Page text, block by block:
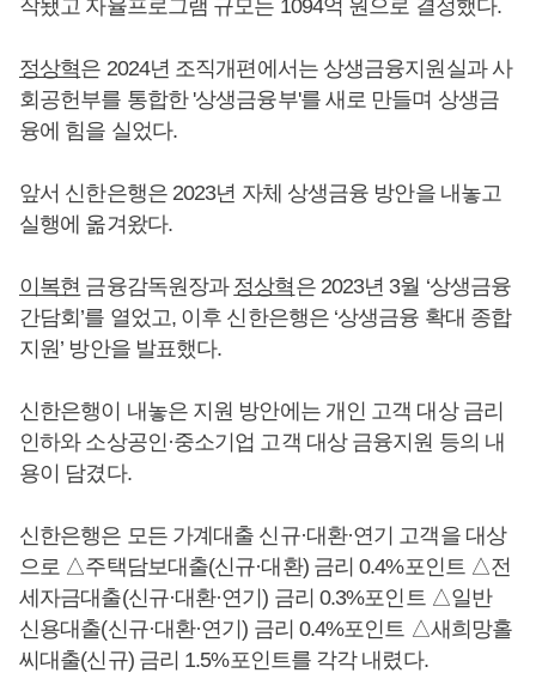
작됐고 자율프로그램 규모는 1094억 원으로 결정했다.
정상혁은 2024년 조직개편에서는 상생금융지원실과 사
회공헌부를 통합한 '상생금융부'를 새로 만들며 상생금
융에 힘을 실었다.
앞서 신한은행은 2023년 자체 상생금융 방안을 내놓고
실행에 옮겨왔다.
이복현 금융감독원장과 정상혁 은 2023년 3월 ‘상생금융
간담회’를 열었고, 이후 신한은행은 ‘상생금융 확대 종합
지원’ 방안을 발표했다.
신한은행이 내놓은 지원 방안에는 개인 고객 대상 금리
인하와 소상공인·중소기업 고객 대상 금융지원 등의 내
용이 담겼다.
신한은행은 모든 가계대출 신규·대환·연기 고객을 대상
으로 △주택담보대출(신규·대환) 금리 0.4%포인트 △전
세자금대출(신규·대환·연기) 금리 0.3%포인트 △일반
신용대출(신규·대환·연기) 금리 0.4%포인트 △새희망홀
씨대출(신규) 금리 1.5%포인트를 각각 내렸다.